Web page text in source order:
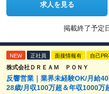
求人を見る
掲載終了予定
NEW 正社員 面接情報有 自己
株式会社ＤＲＥＡＭ ＰＯＮＹ
反響営業｜業界未経験OK/月給
28歳/月収100万超＆年収1000万